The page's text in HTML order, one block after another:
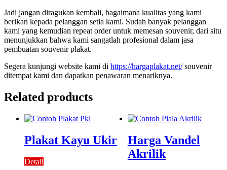
Jadi jangan diragukan kembali, bagaimana kualitas yang kami
berikan kepada pelanggan setia kami. Sudah banyak pelanggan
kami yang kemudian repeat order untuk memesan souvenir, dari situ
menunjukkan bahwa kami sangatlah profesional dalam jasa
pembuatan souvenir plakat.
Segera kunjungi website kami di https://hargaplakat.net/souvenir
ditempat kami dan dapatkan penawaran menariknya.
Related products
Plakat Kayu Ukir
Detail
Harga Vandel
Akrilik